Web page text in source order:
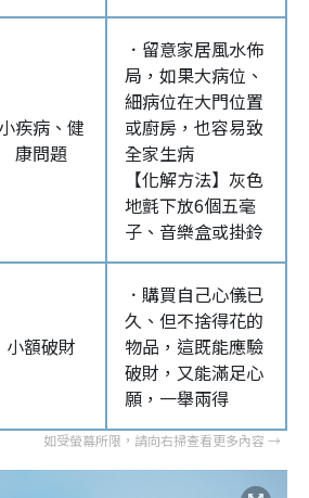
小疾病、健
康問題
．留意家居風水佈
局，如果大病位、
細病位在大門位置
或廚房，也容易致
全家生病
【化解方法】灰色
地氈下放6個五毫
子、音樂盒或掛鈴
小額破財
．購買自己心儀已
久、但不捨得花的
物品，這既能應驗
破財，又能滿足心
願，一舉兩得